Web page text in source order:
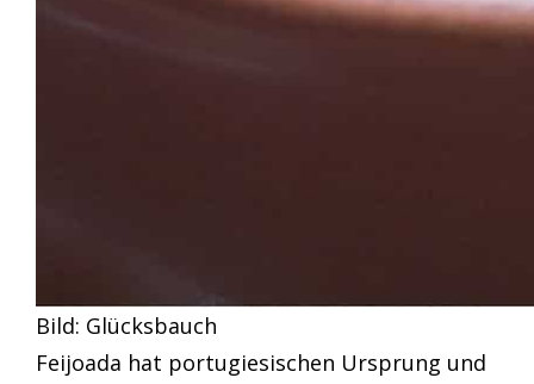
Bild: Glücksbauch
Feijoada hat portugiesischen Ursprung und